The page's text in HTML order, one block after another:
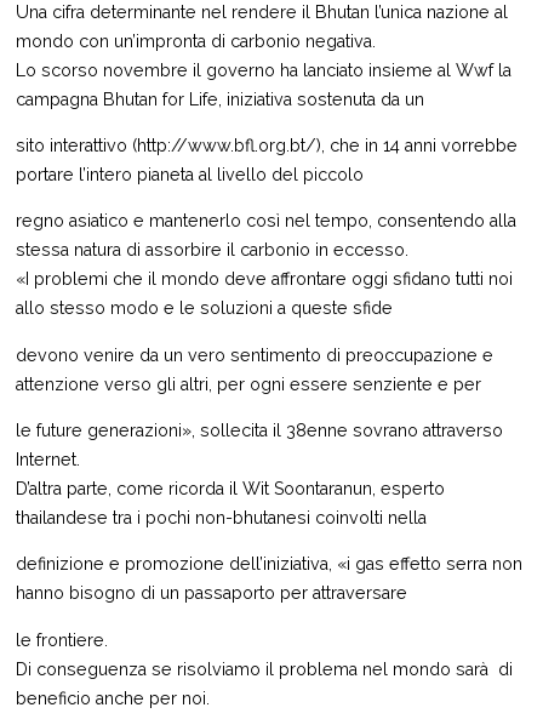
Una cifra determinante nel rendere il Bhutan l’unica nazione al
mondo con un’impronta di carbonio negativa.
Lo scorso novembre il governo ha lanciato insieme al Wwf la
campagna Bhutan for Life, iniziativa sostenuta da un
sito interattivo (http://www.bfl.org.bt/), che in 14 anni vorrebbe
portare l’intero pianeta al livello del piccolo
regno asiatico e mantenerlo così nel tempo, consentendo alla
stessa natura di assorbire il carbonio in eccesso.
«I problemi che il mondo deve affrontare oggi sfidano tutti noi
allo stesso modo e le soluzioni a queste sfide
devono venire da un vero sentimento di preoccupazione e
attenzione verso gli altri, per ogni essere senziente e per
le future generazioni», sollecita il 38enne sovrano attraverso
Internet.
D’altra parte, come ricorda il Wit Soontaranun, esperto
thailandese tra i pochi non-bhutanesi coinvolti nella
definizione e promozione dell’iniziativa, «i gas effetto serra non
hanno bisogno di un passaporto per attraversare
le frontiere.
Di conseguenza se risolviamo il problema nel mondo sarà di
beneficio anche per noi.